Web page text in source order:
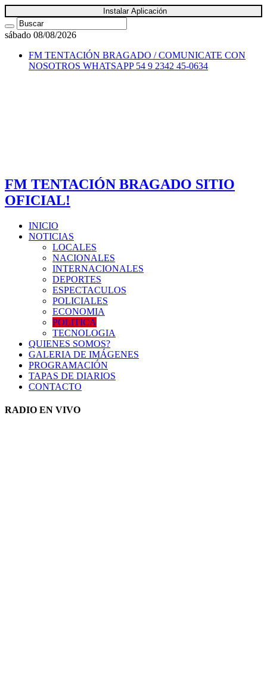
Instalar Aplicación
sábado 08/08/2026
FM TENTACIÓN BRAGADO / COMUNICATE CON
NOSOTROS WHATSAPP 54 9 2342 45-0634
FM TENTACIÓN BRAGADO SITIO
OFICIAL!
INICIO
NOTICIAS
LOCALES
NACIONALES
INTERNACIONALES
DEPORTES
ESPECTACULOS
POLICIALES
ECONOMIA
POLITICA
TECNOLOGIA
QUIENES SOMOS?
GALERIA DE IMÁGENES
PROGRAMACIÓN
TAPAS DE DIARIOS
CONTACTO
RADIO EN VIVO